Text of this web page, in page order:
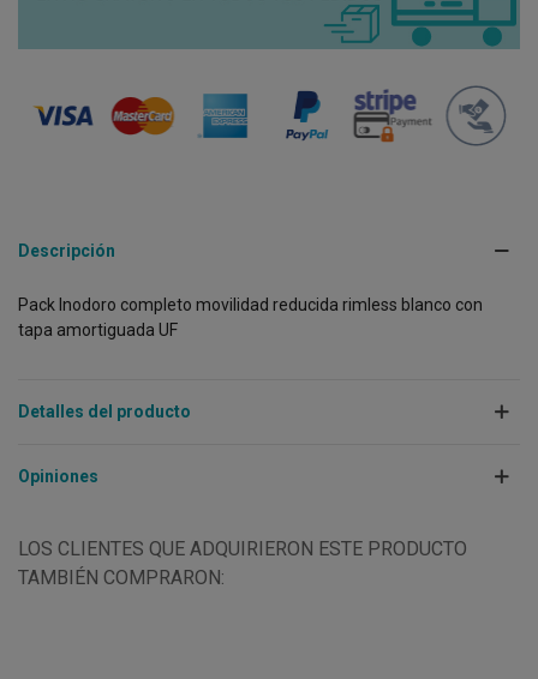
Descripción
Pack Inodoro completo movilidad reducida rimless blanco con
tapa amortiguada UF
Detalles del producto
Opiniones
LOS CLIENTES QUE ADQUIRIERON ESTE PRODUCTO
TAMBIÉN COMPRARON: